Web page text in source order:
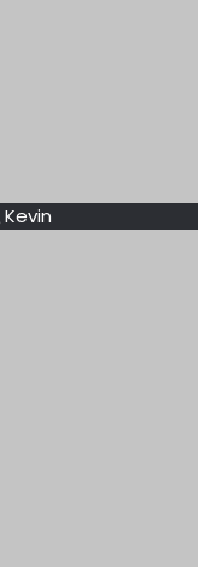
Kevin